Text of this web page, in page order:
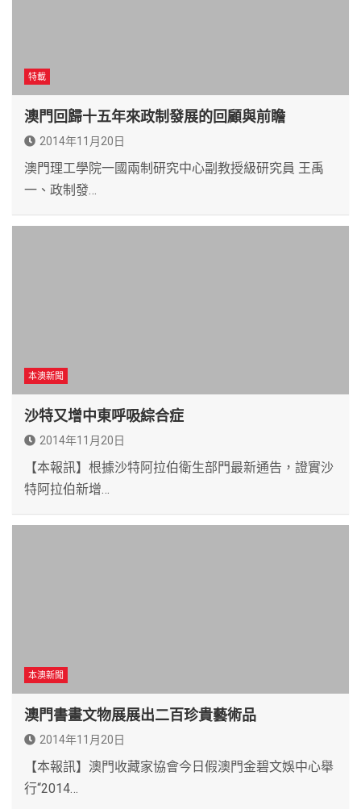
特載
澳門回歸十五年來政制發展的回顧與前瞻
2014年11月20日
澳門理工學院一國兩制研究中心副教授級研究員 王禹
一、政制發…
本澳新聞
沙特又增中東呼吸綜合症
2014年11月20日
【本報訊】根據沙特阿拉伯衛生部門最新通告，證實沙
特阿拉伯新增…
本澳新聞
澳門書畫文物展展出二百珍貴藝術品
2014年11月20日
【本報訊】澳門收藏家協會今日假澳門金碧文娛中心舉
行“2014…